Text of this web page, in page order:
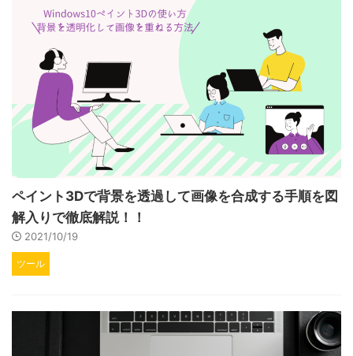
ペイント3Dで背景を透過して画像を合成する手順を図
解入りで徹底解説！！
2021/10/19
ツール